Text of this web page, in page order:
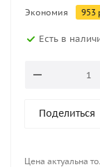
Экономия 953
Есть в
Поделиться
Цена актуальна